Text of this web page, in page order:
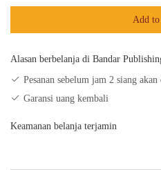
TUTUR
ELEKTRONIK
Add to
Alasan berbelanja di Bandar
Pesanan sebelum jam 2 siang
Garansi uang kembali
Keamanan belanja terjamin